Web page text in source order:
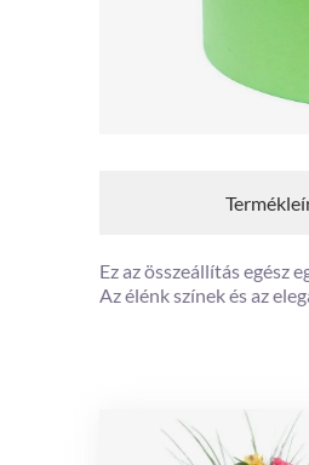
Ez az összeállítás egész
Az élénk színek és az